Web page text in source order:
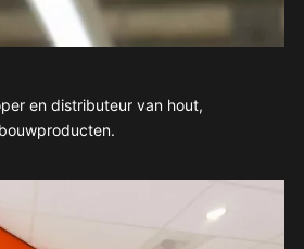
en distributeur van hout,